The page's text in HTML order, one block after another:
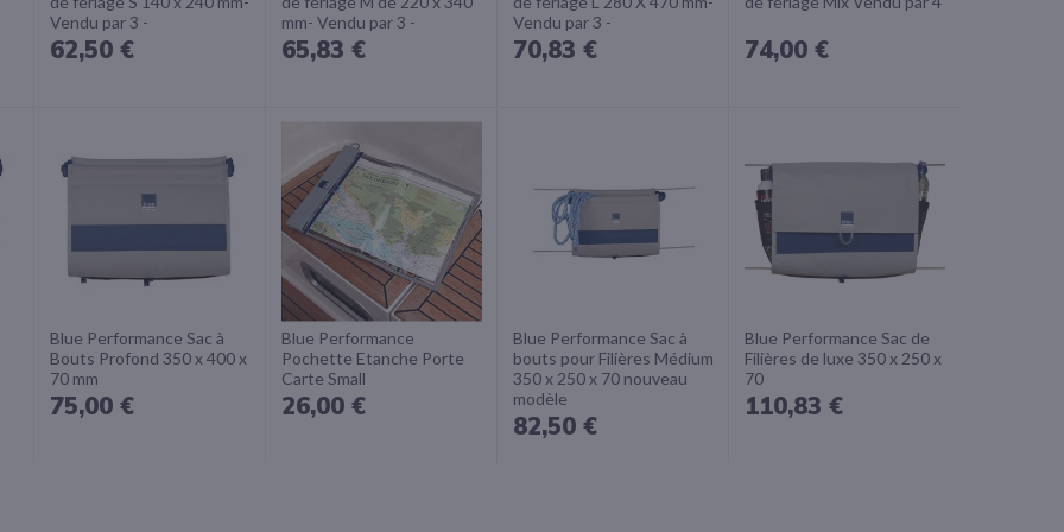
Vendu par 3 -
62,50 €
mm- Vendu par 3 -
65,83 €
Vendu par 3 -
70,83 € 74,00 €
Blue Performance Sac à
Bouts Profond 350 x 400 x
70 mm
75,00 €
Blue Performance
Pochette Etanche Porte
Carte Small
26,00 €
Blue Performance Sac à
bouts pour Filières Médium
350 x 250 x 70 nouveau
modèle
82,50 €
Blue Performance Sac de
Filières de luxe 350 x 250 x
70
110,83 €